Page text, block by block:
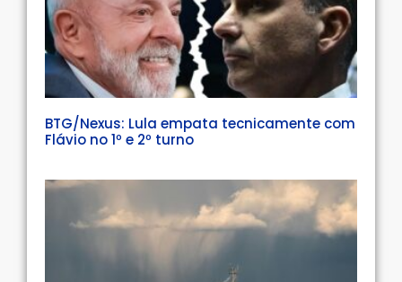
BTG/Nexus: Lula empata tecnicamente com
Flávio no 1º e 2º turno